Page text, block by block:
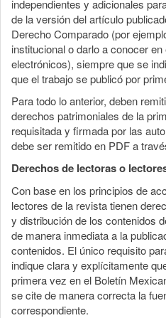
independientes y adicionales
de la versión del artículo
Derecho Comparado (por
institucional o darlo a conocer
electrónicos), siempre que se
que el trabajo se publicó por
Para todo lo anterior, deben
derechos patrimoniales de la
requisitada y firmada por las
debe ser remitido en PDF a
Derechos de lectoras o
Con base en los principios de
lectores de la revista tienen
y distribución de los contenidos
de manera inmediata a la
contenidos. El único requisito
indique clara y explícitamente
primera vez en el Boletín
se cite de manera correcta la
correspondiente.